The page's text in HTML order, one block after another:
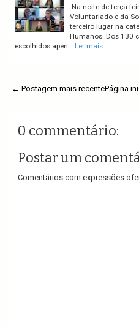
Na noite de terça-
Voluntariado e da
terceiro lugar na
Humanos. Dos 130
escolhidos apen… Ler mais
← Postagem mais recentePágina
0 commentário:
Postar um
Comentários com expressões